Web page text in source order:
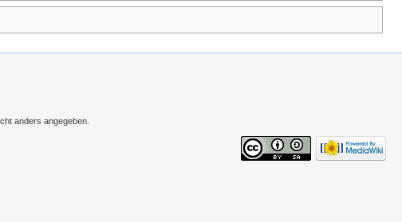
anders angegeben.